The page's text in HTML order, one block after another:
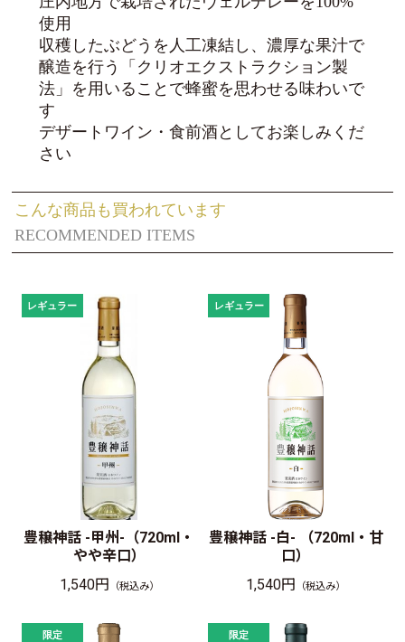
使用
収穫したぶどうを人工凍結し、濃厚な果汁で
醸造を行う「クリオエクストラクション製
法」を用いることで蜂蜜を思わせる味わいで
す
デザートワイン・食前酒としてお楽しみくだ
さい
RECOMMENDED ITEMS
こんな商品も買われています
豊穣神話 -甲州-（720ml・
やや辛口）
1,540円 （税込み）
豊穣神話 -白- （720ml・甘
口）
1,540円 （税込み）